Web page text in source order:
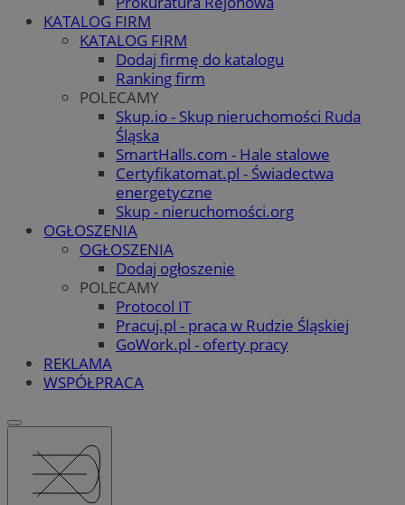
KATALOG FIRM
KATALOG FIRM
Dodaj firmę do katalogu
Ranking firm
POLECAMY
Skup.io - Skup nieruchomości Ruda
Śląska
SmartHalls.com - Hale stalowe
Certyfikatomat.pl - Świadectwa
energetyczne
Skup - nieruchomości.org
OGŁOSZENIA
OGŁOSZENIA
Dodaj ogłoszenie
POLECAMY
Protocol IT
Pracuj.pl - praca w Rudzie Śląskiej
GoWork.pl - oferty pracy
REKLAMA
WSPÓŁPRACA